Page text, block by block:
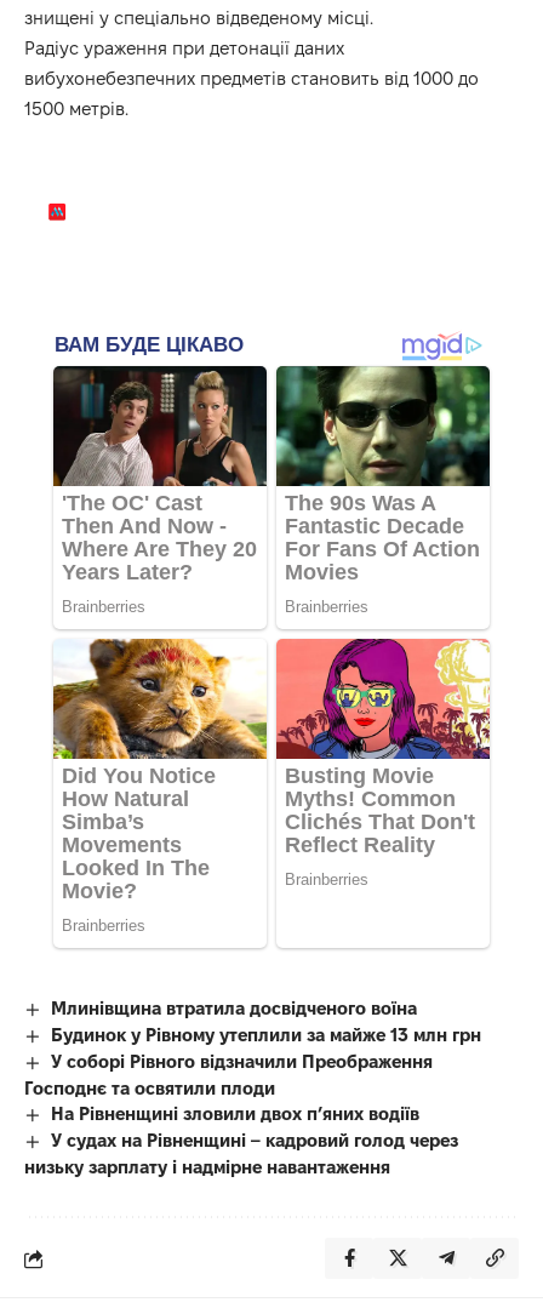
знищені у спеціально відведеному місці.
Радіус ураження при детонації даних
вибухонебезпечних предметів становить від 1000 до
1500 метрів.
Млинівщина втратила досвідченого воїна
Будинок у Рівному утеплили за майже 13 млн грн
У соборі Рівного відзначили Преображення
Господнє та освятили плоди
На Рівненщині зловили двох п’яних водіїв
У судах на Рівненщині – кадровий голод через
низьку зарплату і надмірне навантаження